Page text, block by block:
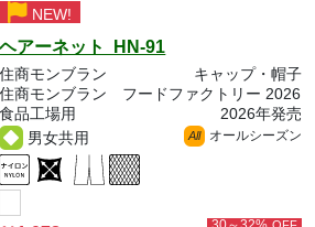
NEW!
ヘアーネット HN-91
住商モンブラン
キャップ・帽子
住商モンブラン フードファクトリー 2026
食品工場用
2026年発売
男女共用
All オールシーズン